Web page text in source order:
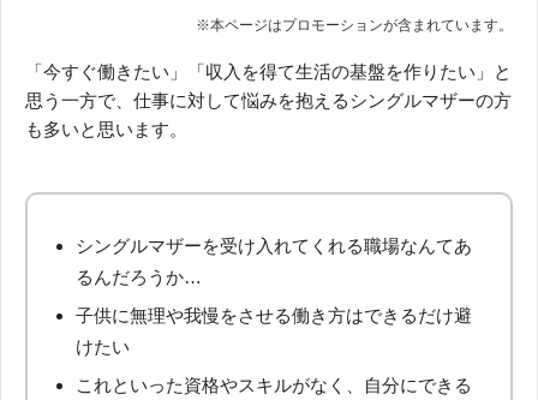
「今すぐ働きたい」「収入を得て生活の基盤を作りたい」と
思う一方で、仕事に対して悩みを抱えるシングルマザーの方
も多いと思います。
シングルマザーを受け入れてくれる職場なんてあ
るんだろうか…
子供に無理や我慢をさせる働き方はできるだけ避
けたい
これといった資格やスキルがなく、自分にできる